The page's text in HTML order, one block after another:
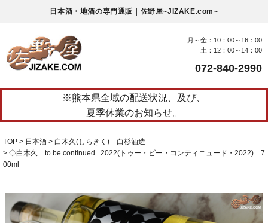
日本酒・地酒の専門通販｜佐野屋~JIZAKE.com~
月～金：10：00～16：00
土：12：00～14：00
072-840-2990
※熊本県全域の配送状況、及び、
夏季休業のお知らせ。
TOP 日本酒
白木久(しらきく) 白杉酒造
◇白木久 to be continued...2022(トゥー・ビー・コンティニュード・2022) 7
00ml